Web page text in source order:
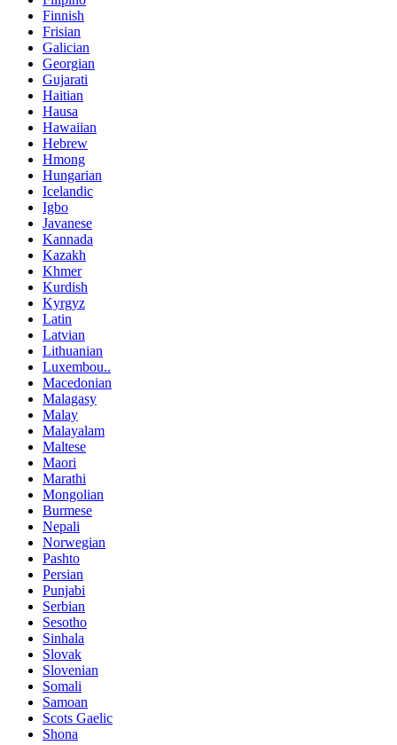
Finnish
Frisian
Galician
Georgian
Gujarati
Haitian
Hausa
Hawaiian
Hebrew
Hmong
Hungarian
Icelandic
Igbo
Javanese
Kannada
Kazakh
Khmer
Kurdish
Kyrgyz
Latin
Latvian
Lithuanian
Luxembou..
Macedonian
Malagasy
Malay
Malayalam
Maltese
Maori
Marathi
Mongolian
Burmese
Nepali
Norwegian
Pashto
Persian
Punjabi
Serbian
Sesotho
Sinhala
Slovak
Slovenian
Somali
Samoan
Scots Gaelic
Shona